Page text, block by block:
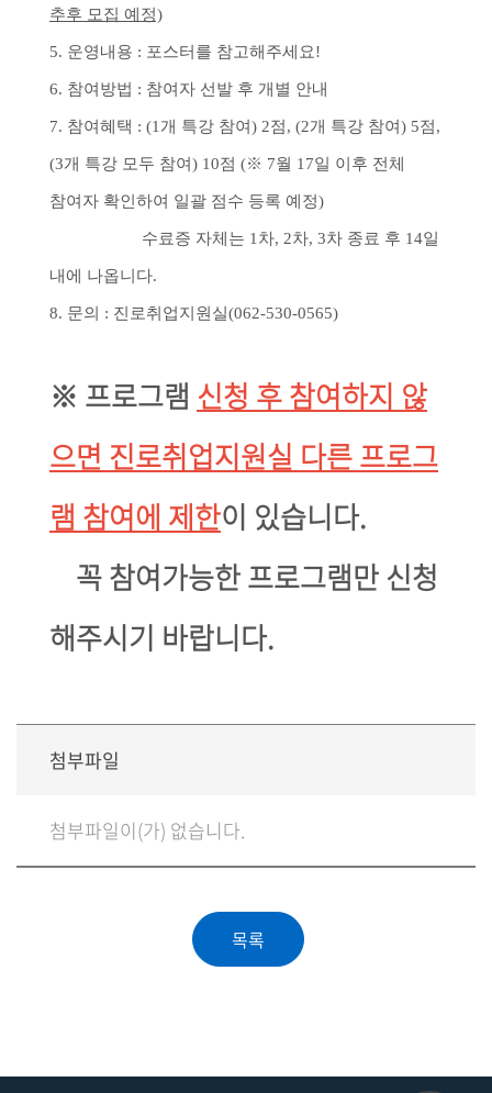
추후 모집 예정)
5. 운영내용 : 포스터를 참고해주세요!
6. 참여방법 : 참여자 선발 후 개별 안내
7. 참여혜택 : (1개 특강 참여) 2점, (2개 특강 참여) 5점,
(3개 특강 모두 참여) 10점 (※ 7월 17일 이후 전체
참여자 확인하여 일괄 점수 등록 예정)
수료증 자체는 1차, 2차, 3차 종료 후 14일
내에 나옵니다.
8. 문의 : 진로취업지원실(062-530-0565)
※ 프로그램 신청 후 참여하지 않
으면 진로취업지원실 다른 프로그
램 참여에 제한이 있습니다.
꼭 참여가능한 프로그램만 신청
해주시기 바랍니다.
첨부파일
첨부파일이(가) 없습니다.